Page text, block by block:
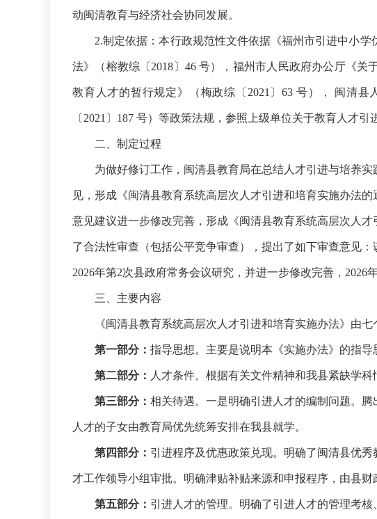
动闽清教育与经济社会协同发展。
2.制定依据：本行政规范性文件依据 《福州市引进中小
法》（榕教综〔2018〕46 号）， 福州市人民政府办公厅《关
教育人才的暂行规定》（梅政综〔2021〕63 号）， 闽清
〔2021〕187 号）等政策法规，参照上级单位关于教育人才
二、 制定过程
为做好修订工作，闽清县教育局在总结人才引进与培养
见，形成《闽清县教育系统高层次人才引进和培育实施办法的
意见建议进一步修改完善，形成《闽清县教育系统高层次人
了合法性审查（包括公平竞争审查），提出了如下审查意见
2026年第2次县政府常务会议研究，并进一步修改完善，2026
三、主要内容
《闽清县教育系统高层次人才引进和培育实施办法》 由七
第一部分： 指导思想。主要是说明本《实施办法》的指导
第二部分： 人才条件。根据有关文件精神和我县紧缺学科
第三部分： 相关待遇。 一是明确引进人才的编制问题。 腾
人才的子女由教育局优先统筹安排在我县就学。
第四部分： 引进程序及优惠政策兑现。明确了闽清县优
才工作领导小组审批。明确津贴补贴来源和申报程序，由县财
第五部分： 引进人才的管理。明确了引进人才的管理考核